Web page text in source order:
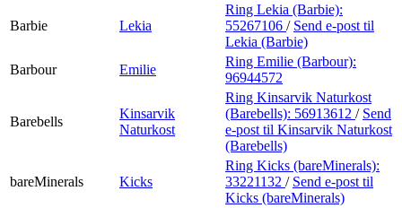
Barbie Lekia
Ring Lekia (Barbie):
55267106 / Send e-post til
Lekia (Barbie)
Barbour
Emilie
Ring Emilie (Barbour):
96944572
Barebells
Kinsarvik
Naturkost
Ring Kinsarvik Naturkost
(Barebells): 56913612 / Send
e-post til Kinsarvik Naturkost
(Barebells)
bareMinerals Kicks
Ring Kicks (bareMinerals):
33221132 / Send e-post til
Kicks (bareMinerals)